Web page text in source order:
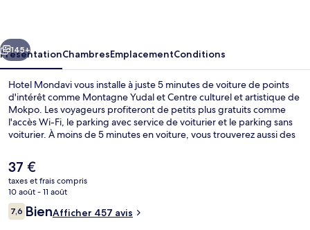
Suivant
145+
PrésentationChambresEmplacementConditions
Hotel Mondavi vous installe à juste 5 minutes de voiture de points
d'intérêt comme Montagne Yudal et Centre culturel et artistique de
Mokpo. Les voyageurs profiteront de petits plus gratuits comme
l'accès Wi-Fi, le parking avec service de voiturier et le parking sans
voiturier. À moins de 5 minutes en voiture, vous trouverez aussi des
Mokpo.
Le
prix
actuel
est
de
37 €
taxes et frais compris
10 août - 11 août
Avis
voyageurs
7,67,6 sur 10
BienAfficher 457 avis